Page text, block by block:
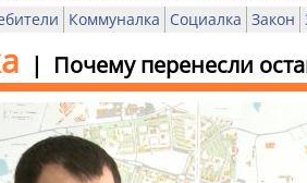
Коммуналка Социалка Закон
Почему перенесли